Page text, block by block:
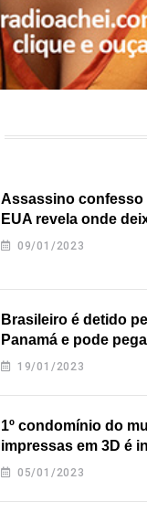
Assassino confesso
EUA revela onde
09/01/2023
Brasileiro é detido
Panamá e pode
nos EUA
19/01/2023
1º condomínio do
impressas em 3D é
Texas
05/01/2023